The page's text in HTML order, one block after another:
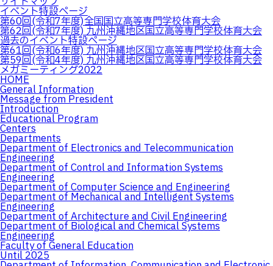
イベント特設ページ
第60回(令和7年度)全国国立高等専門学校体育大会
第62回(令和7年度) 九州沖縄地区国立高等専門学校体育大会
過去のイベント特設ページ
第61回(令和6年度) 九州沖縄地区国立高等専門学校体育大会
第59回(令和4年度) 九州沖縄地区国立高等専門学校体育大会
メガミーティング2022
HOME
General Information
Message from President
Introduction
Educational Program
Centers
Departments
Department of Electronics and Telecommunication
Engineering
Department of Control and Information Systems
Engineering
Department of Computer Science and Engineering
Department of Mechanical and Intelligent Systems
Engineering
Department of Architecture and Civil Engineering
Department of Biological and Chemical Systems
Engineering
Faculty of General Education
Until 2025